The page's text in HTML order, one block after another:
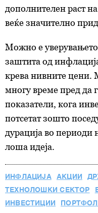
дополнителен раст
веќе значително
Можно е уверувањето
заштита од
крева нивните цени.
многу време пред да
показатели, кога
потсетат зошто
дурација во периоди
лоша идеја.
ИНФЛАЦИЈА АКЦИИ
ТЕХНОЛОШКИ СЕКТОР
ИНВЕСТИЦИИ